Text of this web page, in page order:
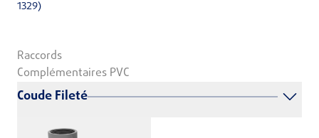
1329)
Raccords
Complémentaires PVC
Coude Fileté